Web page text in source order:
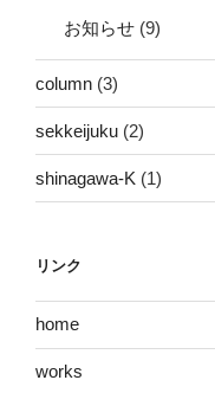
お知らせ (9)
column (3)
sekkeijuku (2)
shinagawa-K (1)
リンク
home
works